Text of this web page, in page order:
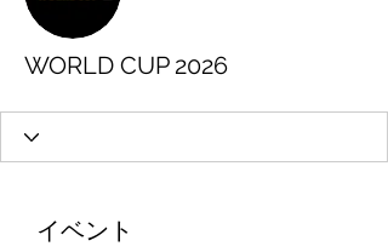
WORLD CUP 2026
イベント